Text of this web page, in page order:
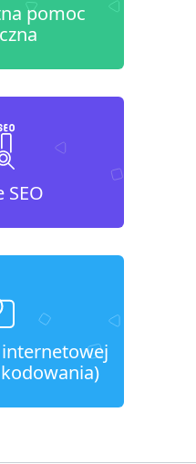
pomoc
SEO